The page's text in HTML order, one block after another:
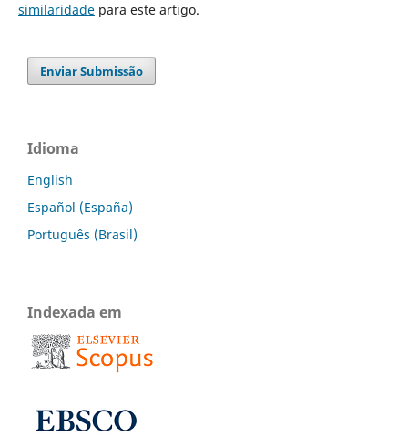
similaridadepara este artigo.
Enviar Submissão
Idioma
English
Español (España)
Português (Brasil)
Indexada em